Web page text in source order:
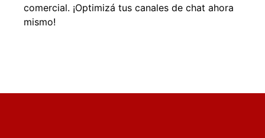
comercial. ¡Optimizá tus canales de chat ahora
mismo!